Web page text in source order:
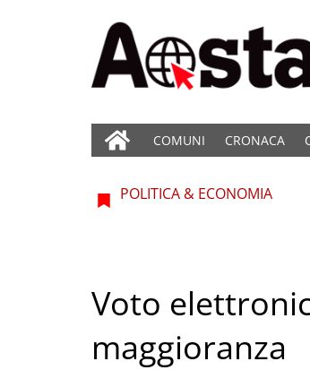
COMUNI CRONACA
POLITICA & ECONOMIA
Voto
maggioranza